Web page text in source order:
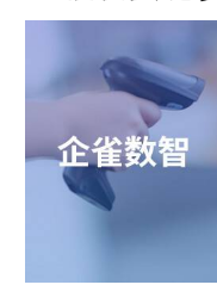
打通卫健委
写，病历电